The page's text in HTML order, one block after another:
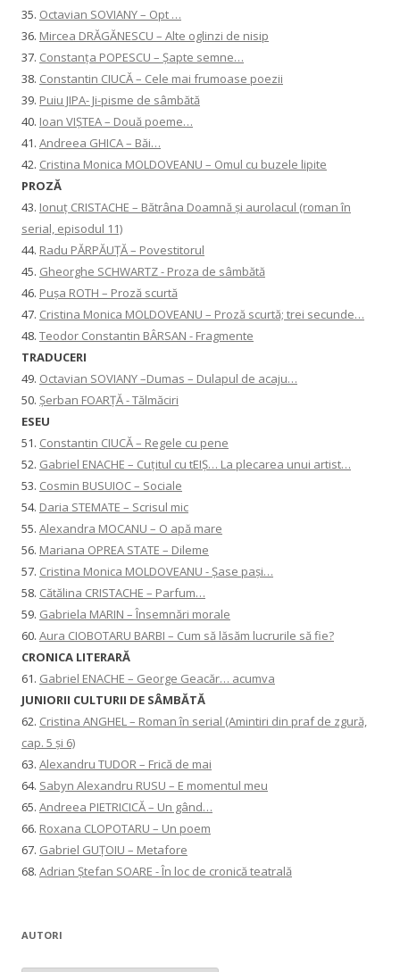
35. Octavian SOVIANY – Opt …
36. Mircea DRĂGĂNESCU – Alte oglinzi de nisip
37. Constanţa POPESCU – Șapte semne…
38. Constantin CIUCĂ – Cele mai frumoase poezii
39. Puiu JIPA- Ji-pisme de sâmbătă
40. Ioan VIȘTEA – Două poeme…
41. Andreea GHICA – Băi…
42. Cristina Monica MOLDOVEANU – Omul cu buzele lipite
PROZĂ
43. Ionuţ CRISTACHE – Bătrâna Doamnă și aurolacul (roman în
serial, episodul 11)
44. Radu PĂRPĂUȚĂ – Povestitorul
45. Gheorghe SCHWARTZ - Proza de sâmbătă
46. Pușa ROTH – Proză scurtă
47. Cristina Monica MOLDOVEANU – Proză scurtă; trei secunde…
48. Teodor Constantin BÂRSAN - Fragmente
TRADUCERI
49. Octavian SOVIANY –Dumas – Dulapul de acaju…
50. Șerban FOARȚĂ - Tălmăciri
ESEU
51. Constantin CIUCĂ – Regele cu pene
52. Gabriel ENACHE – Cuțitul cu tEIȘ… La plecarea unui artist…
53. Cosmin BUSUIOC – Sociale
54. Daria STEMATE – Scrisul mic
55. Alexandra MOCANU – O apă mare
56. Mariana OPREA STATE – Dileme
57. Cristina Monica MOLDOVEANU - Șase pași…
58. Cătălina CRISTACHE – Parfum…
59. Gabriela MARIN – Însemnări morale
60. Aura CIOBOTARU BARBI – Cum să lăsăm lucrurile să fie?
CRONICA LITERARĂ
61. Gabriel ENACHE – George Geacăr… acumva
JUNIORII CULTURII DE SÂMBĂTĂ
62. Cristina ANGHEL – Roman în serial (Amintiri din praf de zgură,
cap. 5 și 6)
63. Alexandru TUDOR – Frică de mai
64. Sabyn Alexandru RUSU – E momentul meu
65. Andreea PIETRICICĂ – Un gând…
66. Roxana CLOPOTARU – Un poem
67. Gabriel GUȚOIU – Metafore
68. Adrian Ștefan SOARE - În loc de cronică teatrală
AUTORI